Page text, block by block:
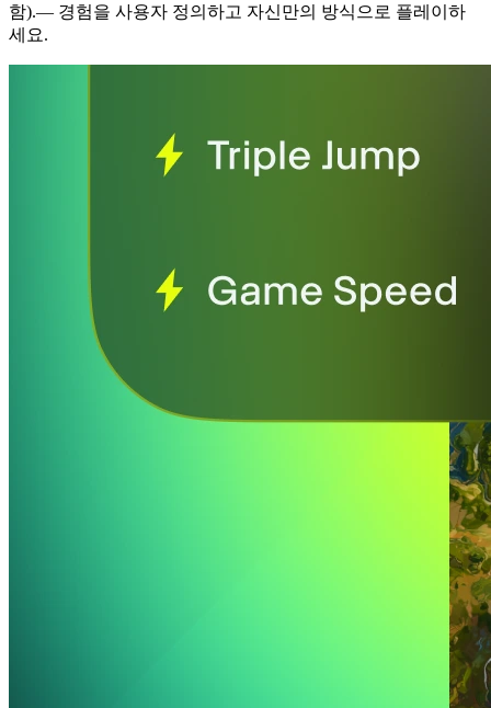
함).— 경험을 사용자 정의하고 자신만의 방식으로 플레이하
세요.